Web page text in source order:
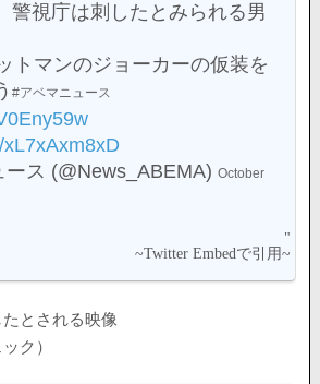
警視庁は刺したとみられる男
トマンのジョーカーの仮装を
#アベマニュース
ス (@News_ABEMA)October
とされる映像
ク）